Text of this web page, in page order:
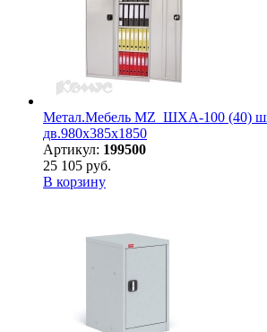
Метал.Мебель MZ_ШХА-100 (40)
дв.980х385х1850
Артикул: 199500
25 105 руб.
В корзину